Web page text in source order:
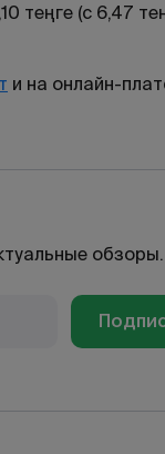
теңге (с 6,47
и на онлайн-
обзоры.